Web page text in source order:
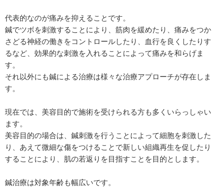
代表的なのが痛みを抑えることです。
鍼でツボを刺激することにより、筋肉を緩めたり、痛みをつか
さどる神経の働きをコントロールしたり、血行を良くしたりす
るなど、効果的な刺激を入れることによって痛みを和らげま
す。
それ以外にも鍼による治療は様々な治療アプローチが存在しま
す。
現在では、美容目的で施術を受けられる方も多くいらっしゃい
ます。
美容目的の場合は、鍼刺激を行うことによって細胞を刺激した
り、あえて微細な傷をつけることで新しい組織再生を促したり
することにより、肌の若返りを目指すことを目的とします。
鍼治療は対象年齢も幅広いです。